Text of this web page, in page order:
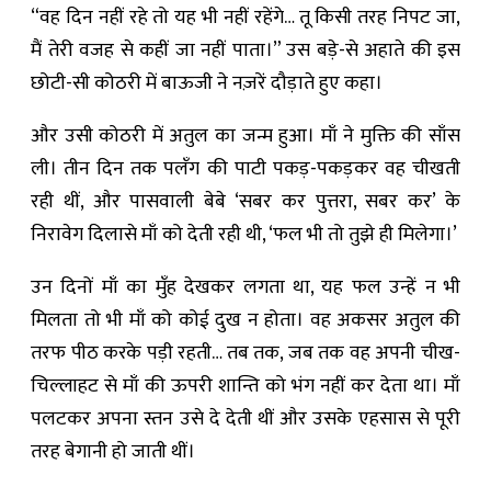
“वह दिन नहीं रहे तो यह भी नहीं रहेंगे… तू किसी तरह निपट जा,
मैं तेरी वजह से कहीं जा नहीं पाता।” उस बड़े-से अहाते की इस
छोटी-सी कोठरी में बाऊजी ने नज़रें दौड़ाते हुए कहा।
और उसी कोठरी में अतुल का जन्म हुआ। माँ ने मुक्ति की साँस
ली। तीन दिन तक पलँग की पाटी पकड़-पकड़कर वह चीखती
रही थीं, और पासवाली बेबे ‘सबर कर पुत्तरा, सबर कर’ के
निरावेग दिलासे माँ को देती रही थी, ‘फल भी तो तुझे ही मिलेगा।’
उन दिनों माँ का मुँह देखकर लगता था, यह फल उन्हें न भी
मिलता तो भी माँ को कोई दुख न होता। वह अकसर अतुल की
तरफ पीठ करके पड़ी रहती… तब तक, जब तक वह अपनी चीख-
चिल्लाहट से माँ की ऊपरी शान्ति को भंग नहीं कर देता था। माँ
पलटकर अपना स्तन उसे दे देती थीं और उसके एहसास से पूरी
तरह बेगानी हो जाती थीं।